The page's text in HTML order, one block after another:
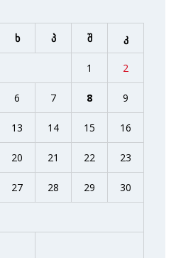
ხ პ შ კ
1 2
6 7 8 9
13 14 15 16
20 21 22 23
27 28 29 30